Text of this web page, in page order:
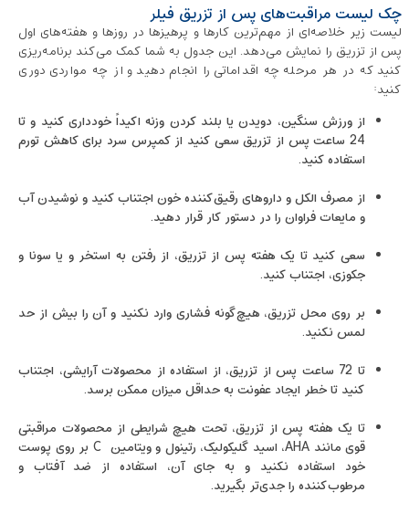
چک ‌لیست مراقبت‌های پس از تزریق فیلر
لیست زیر خلاصه‌ای از مهم‌ترین کارها و پرهیزها در روزها و هفته‌های اول
پس از تزریق را نمایش می‌دهد. این جدول به شما کمک می‌کند برنامه‌ریزی
کنید که در هر مرحله چه اقداماتی را انجام دهید و از چه مواردی دوری
کنید:
از ورزش سنگین، دویدن یا بلند کردن وزنه اکیداً خودداری کنید و تا
24 ساعت پس از تزریق سعی کنید از کمپرس سرد برای کاهش تورم
استفاده کنید.
از مصرف الکل و داروهای رقیق‌کننده خون اجتناب کنید و نوشیدن آب
و مایعات فراوان را در دستور کار قرار دهید.
سعی کنید تا یک هفته پس از تزریق، از رفتن به استخر و یا سونا و
جکوزی، اجتناب کنید.
بر روی محل تزریق، هیچ‌گونه فشاری وارد نکنید و آن را بیش از حد
لمس نکنید.
تا 72 ساعت پس از تزریق، از استفاده از محصولات آرایشی، اجتناب
کنید تا خطر ایجاد عفونت به حداقل میزان ممکن برسد.
تا یک هفته پس از تزریق، تحت هیچ شرایطی از محصولات مراقبتی
قوی مانند AHA، اسید گلیکولیک، رتینول و ویتامین C بر روی پوست
خود استفاده نکنید و به جای آن، استفاده از ضد آفتاب و
مرطوب‌کننده را جدی‌تر بگیرید.